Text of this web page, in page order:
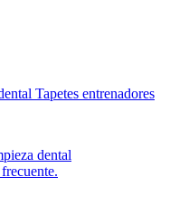
Tapetes entrenadores
dental